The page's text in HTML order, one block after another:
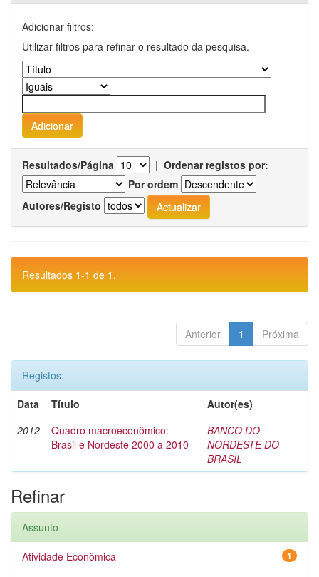
Adicionar filtros:
Utilizar filtros para refinar o resultado da pesquisa.
Resultados/Página | Ordenar registos por:
Por ordem
Autores/Registo
Resultados 1-1 de 1.
Anterior 1 Próxima
Registos:
Data
Título
Autor(es)
2012
Quadro macroeconômico:
Brasil e Nordeste 2000 a 2010
BANCO DO
NORDESTE DO
BRASIL
Refinar
Assunto
1
Atividade Econômica